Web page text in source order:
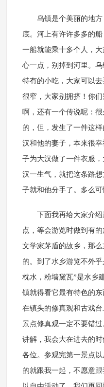
乌镇是个美丽的地
底。河上有许许多多的
一船就能乘十多个人，
心一点，别掉到河里。
特有的小吃，大家可以
很窄，大家别拥挤！你
啊，还有一个传说呢：
的，但，发生了一件这
汉和他的妻子，本来很
子为大汉做了一件衣服
汉一生气，就把这条路
子就和他分手了。多么可
下面我再给大家介
点，等会游览时做到有
文学家茅盾的故乡，那
的。到了水乡游览不外
枕水，粉墙黛瓦”是水乡
镇就得看它最有特色的
在镇头的修真观和古戏
景点修真观一定不要错
讲解，我会大在进去的
各位。参观完第一景点
的就跟我一起，不愿意